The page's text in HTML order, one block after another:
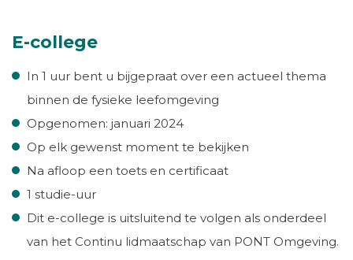
E-college
In 1 uur bent u bijgepraat over een actueel thema
binnen de fysieke leefomgeving
Opgenomen: januari 2024
Op elk gewenst moment te bekijken
Na afloop een toets en certificaat
1 studie-uur
Dit e-college is uitsluitend te volgen als onderdeel
van het Continu lidmaatschap van PONT Omgeving.